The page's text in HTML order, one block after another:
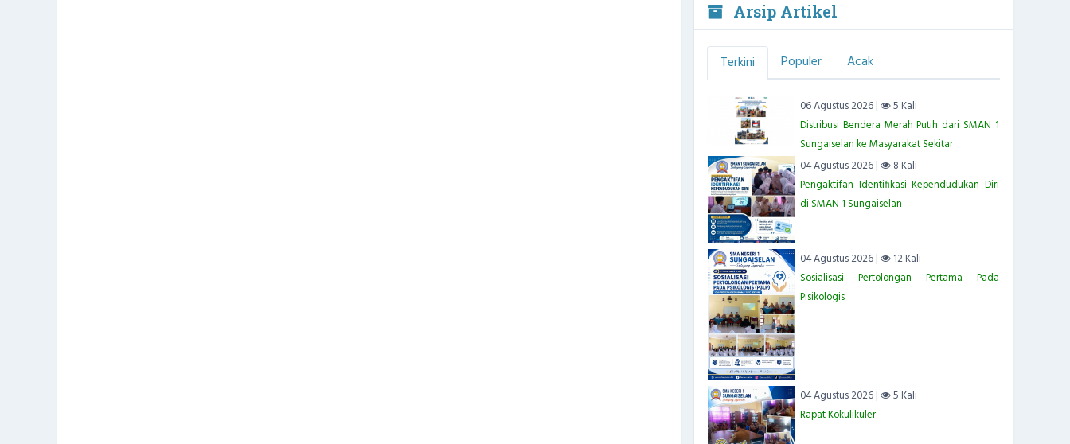
Arsip Artikel
Terkini Populer Acak
06 Agustus 2026 |
5 Kali
Distribusi Bendera Merah Putih dari SMAN 1
Sungaiselan ke Masyarakat Sekitar
04 Agustus 2026 |
8 Kali
Pengaktifan Identifikasi Kependudukan Diri
di SMAN 1 Sungaiselan
04 Agustus 2026 |
12 Kali
Sosialisasi Pertolongan Pertama Pada
Pisikologis
04 Agustus 2026 |
5 Kali
Rapat Kokulikuler